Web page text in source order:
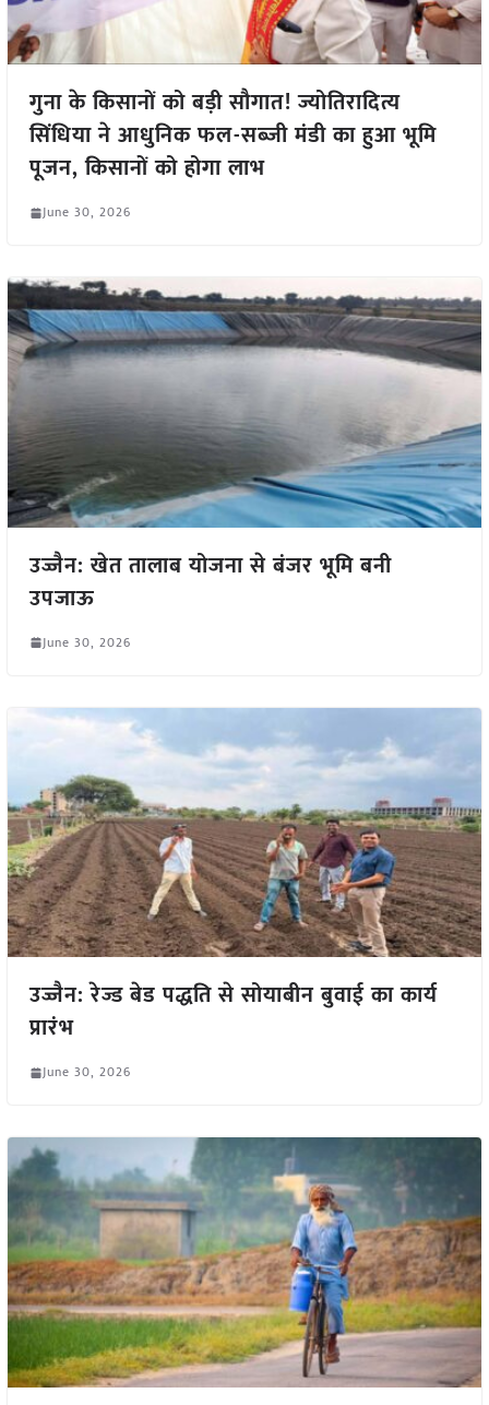
गुना के किसानों को बड़ी सौगात! ज्योतिरादित्य
सिंधिया ने आधुनिक फल-सब्जी मंडी का हुआ भूमि
पूजन, किसानों को होगा लाभ
June 30, 2026
उज्जैन: खेत तालाब योजना से बंजर भूमि बनी
उपजाऊ
June 30, 2026
उज्जैन: रेज्ड बेड पद्धति से सोयाबीन बुवाई का कार्य
प्रारंभ
June 30, 2026